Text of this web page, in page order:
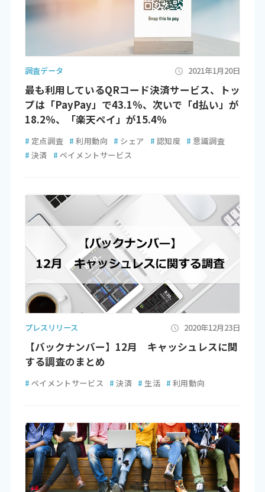
調査データ 2021年1月20日
最も利用しているQRコード決済サービス、トッ
プは「PayPay」で43.1％、次いで「d払い」が
18.2％、「楽天ペイ」が15.4％
# 定点調査 # 利用動向 # シェア # 認知度 # 意識調査
# 決済 # ペイメントサービス
プレスリリース 2020年12月23日
【バックナンバー】12月 キャッシュレスに関
する調査のまとめ
# ペイメントサービス # 決済 # 生活 # 利用動向